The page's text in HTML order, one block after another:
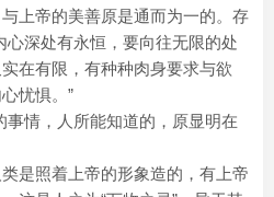
上帝的美善原是通而为一的。存
心深处有永恒，要向往无限的处
在有限，有种种肉身要求与欲
忧惧。”
事情，人所能知道的，原显明在
是照着上帝的形象造的，有上帝